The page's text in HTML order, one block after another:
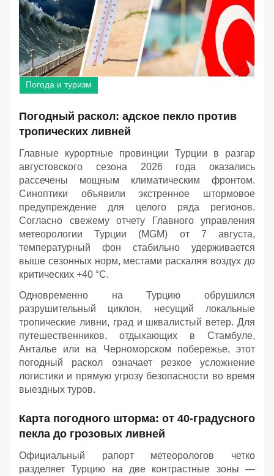
Погода и туризм
Погодный раскол: адское пекло против
тропических ливней
Главные курортные провинции Турции в разгар
августовского сезона 2026 года оказались
рассечены мощным климатическим фронтом.
Синоптики объявили экстренное штормовое
предупреждение для целого ряда регионов.
Согласно свежему отчету Главного управления
метеорологии Турции (MGM) от 7 августа,
температурный фон стабильно удерживается
выше сезонных норм, местами раскаляя воздух до
критических +40 °C.
Одновременно на Турцию обрушился
разрушительный циклон, несущий локальные
тропические ливни, град и шквалистый ветер. Для
путешественников, отдыхающих в Стамбуле,
Анталье или на Черноморском побережье, этот
погодный раскол означает резкое усложнение
логистики и прямую угрозу безопасности во время
выездных туров.
Карта погодного шторма: от 40-градусного
пекла до грозовых ливней
Официальный рапорт метеорологов четко
разделяет Турцию на две контрастные зоны —